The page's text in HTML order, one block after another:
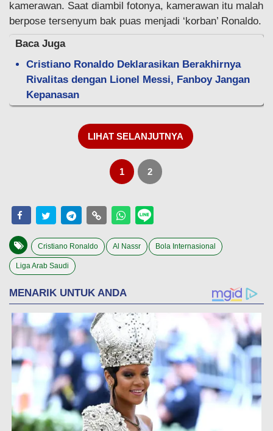
kamerawan. Saat diambil fotonya, kamerawan itu malah
berpose tersenyum bak puas menjadi ‘korban’ Ronaldo.
Baca Juga
Cristiano Ronaldo Deklarasikan Berakhirnya
Rivalitas dengan Lionel Messi, Fanboy Jangan
Kepanasan
LIHAT SELANJUTNYA
1 2
Cristiano Ronaldo Al Nassr Bola Internasional
Liga Arab Saudi